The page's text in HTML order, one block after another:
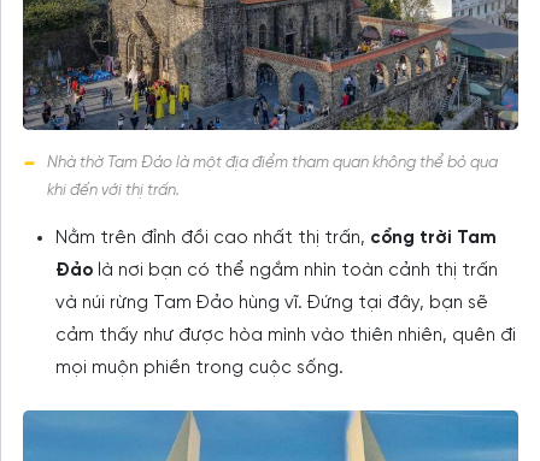
Nhà thờ Tam Đảo là một địa điểm tham quan không thể bỏ qua
khi đến với thị trấn.
Nằm trên đỉnh đồi cao nhất thị trấn, cổng trời Tam
Đảo là nơi bạn có thể ngắm nhìn toàn cảnh thị trấn
và núi rừng Tam Đảo hùng vĩ. Đứng tại đây, bạn sẽ
cảm thấy như được hòa mình vào thiên nhiên, quên đi
mọi muộn phiền trong cuộc sống.